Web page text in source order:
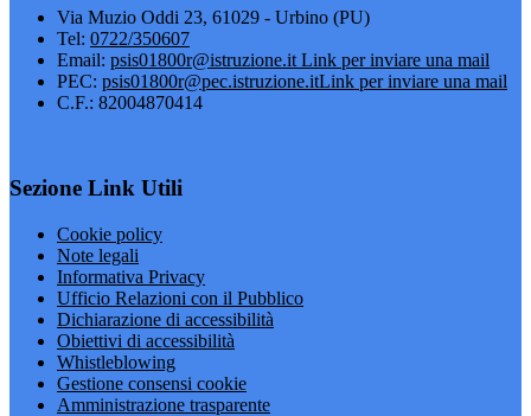
Via Muzio Oddi 23, 61029 - Urbino (PU)
Tel: 0722/350607
Email: psis01800r@istruzione.it Link per inviare una mail
PEC: psis01800r@pec.istruzione.itLink per inviare una mail
C.F.: 82004870414
Sezione Link Utili
Cookie policy
Note legali
Informativa Privacy
Ufficio Relazioni con il Pubblico
Dichiarazione di accessibilità
Obiettivi di accessibilità
Whistleblowing
Gestione consensi cookie
Amministrazione trasparente